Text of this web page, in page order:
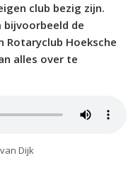
club bezig zijn.
bijvoorbeeld de
Rotaryclub Hoeksche
alles over te
Dijk